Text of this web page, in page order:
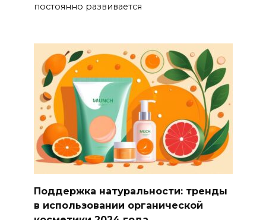
постоянно развивается
Поддержка натуральности: тренды
в использовании органической